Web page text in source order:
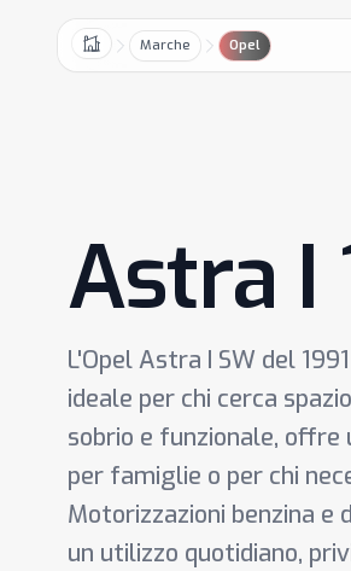
Home Marche Opel
Astra I
L'Opel Astra I SW del
ideale per chi cerca
sobrio e funzionale,
per famiglie o per chi
Motorizzazioni benzina
un utilizzo quotidiano,